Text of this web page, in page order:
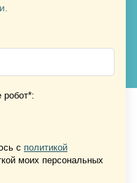
Хочу такую
робот*:
с политикой
моих персональных